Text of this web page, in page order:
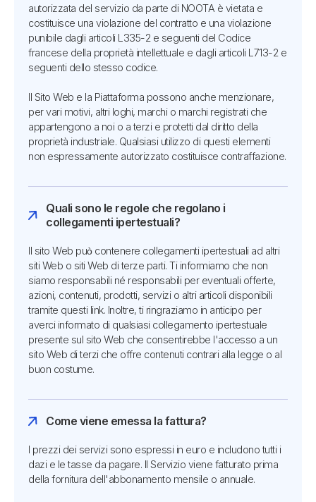
autorizzata del servizio da parte di NOOTA è vietata e
costituisce una violazione del contratto e una violazione
punibile dagli articoli L335-2 e seguenti del Codice
francese della proprietà intellettuale e dagli articoli L713-2 e
seguenti dello stesso codice.
Il Sito Web e la Piattaforma possono anche menzionare,
per vari motivi, altri loghi, marchi o marchi registrati che
appartengono a noi o a terzi e protetti dal diritto della
proprietà industriale. Qualsiasi utilizzo di questi elementi
non espressamente autorizzato costituisce contraffazione.
Quali sono le regole che regolano i
collegamenti ipertestuali?
Il sito Web può contenere collegamenti ipertestuali ad altri
siti Web o siti Web di terze parti. Ti informiamo che non
siamo responsabili né responsabili per eventuali offerte,
azioni, contenuti, prodotti, servizi o altri articoli disponibili
tramite questi link. Inoltre, ti ringraziamo in anticipo per
averci informato di qualsiasi collegamento ipertestuale
presente sul sito Web che consentirebbe l'accesso a un
sito Web di terzi che offre contenuti contrari alla legge o al
buon costume.
Come viene emessa la fattura?
I prezzi dei servizi sono espressi in euro e includono tutti i
dazi e le tasse da pagare. Il Servizio viene fatturato prima
della fornitura dell'abbonamento mensile o annuale.